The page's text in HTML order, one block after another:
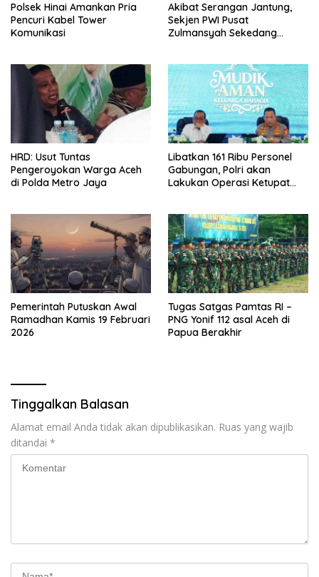
Polsek Hinai Amankan Pria
Pencuri Kabel Tower
Komunikasi
Akibat Serangan Jantung,
Sekjen PWI Pusat
Zulmansyah Sekedang
HRD: Usut Tuntas
Pengeroyokan Warga Aceh
di Polda Metro Jaya
Libatkan 161 Ribu Personel
Gabungan, Polri akan
Lakukan Operasi Ketupat
Pemerintah Putuskan Awal
Ramadhan Kamis 19 Februari
2026
Tugas Satgas Pamtas RI –
PNG Yonif 112 asal Aceh di
Papua Berakhir
Tinggalkan Balasan
Alamat email Anda tidak akan dipublikasikan. Ruas yang wajib
ditandai *